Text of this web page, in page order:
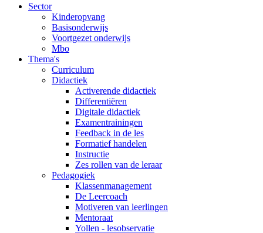
Sector
Kinderopvang
Basisonderwijs
Voortgezet onderwijs
Mbo
Thema's
Curriculum
Didactiek
Activerende didactiek
Differentiëren
Digitale didactiek
Examentrainingen
Feedback in de les
Formatief handelen
Instructie
Zes rollen van de leraar
Pedagogiek
Klassenmanagement
De Leercoach
Motiveren van leerlingen
Mentoraat
Yollen - lesobservatie